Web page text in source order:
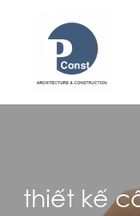
thiết kế